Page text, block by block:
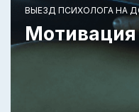
ВЫЕЗД ПСИХОЛОГА НА
Мотивация